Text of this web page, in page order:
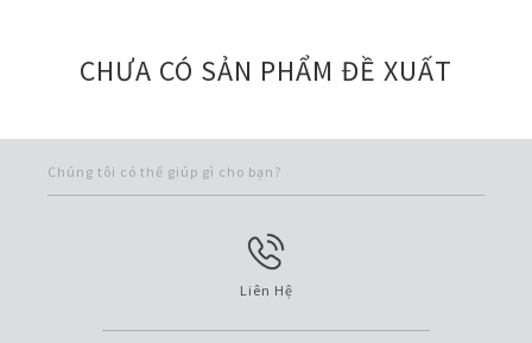
CHƯA CÓ SẢN PHẨM ĐỀ XUẤT
Chúng tôi có thể giúp gì cho bạn?
Liên Hệ